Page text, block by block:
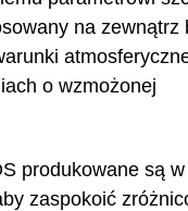
na zewnątrz
o wzmożonej
produkowane są
zaspokoić